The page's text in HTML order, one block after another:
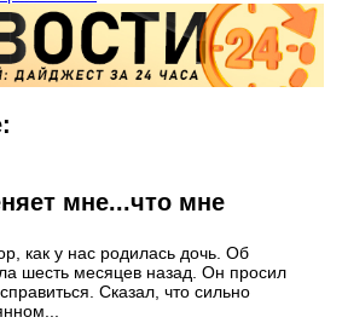
мне...что мне
как у нас родилась дочь. Об
шесть месяцев назад. Он просил
Сказал, что сильно